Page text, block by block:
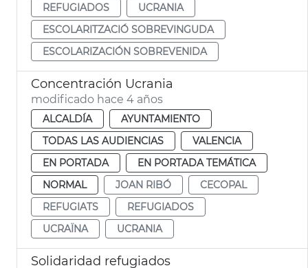
REFUGIADOS
UCRANIA
ESCOLARITZACIÓ SOBREVINGUDA
ESCOLARIZACIÓN SOBREVENIDA
Concentración Ucrania
modificado hace 4 años
ALCALDÍA
AYUNTAMIENTO
TODAS LAS AUDIENCIAS
VALENCIA
EN PORTADA
EN PORTADA TEMÁTICA
NORMAL
JOAN RIBÓ
CECOPAL
REFUGIATS
REFUGIADOS
UCRAÏNA
UCRANIA
Solidaridad refugiados